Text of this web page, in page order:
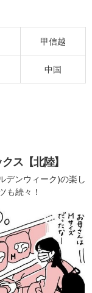
甲信越
中国
ス【北陸】
デンウィーク)の楽し
も続々！